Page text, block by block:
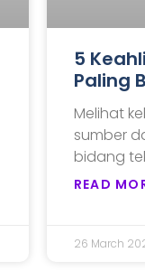
5
Paling
Melihat
sumber
bidang
READ
26 March